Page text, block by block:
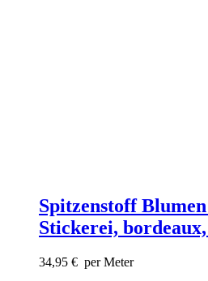
Spitzenstoff
Stickerei,
34,95 € per Meter